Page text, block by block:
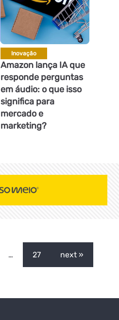
Inovação
Amazon lança IA que
responde perguntas
em áudio: o que isso
significa para
mercado e
marketing?
… 27 next »